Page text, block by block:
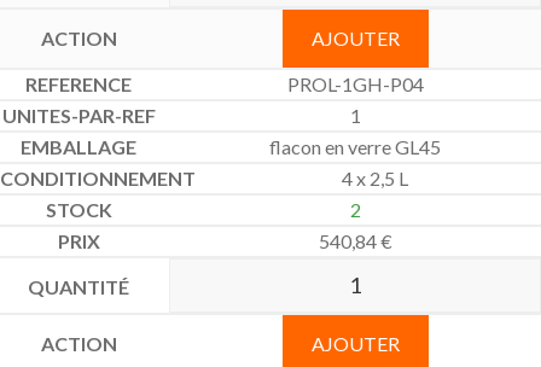
AJOUTER
PROL-1GH-P04
1
flacon en verre GL45
4 x 2,5 L
2
540,84€
AJOUTER